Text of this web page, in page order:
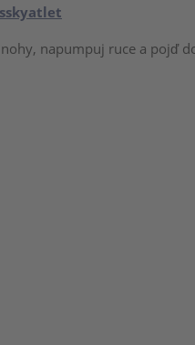
napumpuj ruce a pojď